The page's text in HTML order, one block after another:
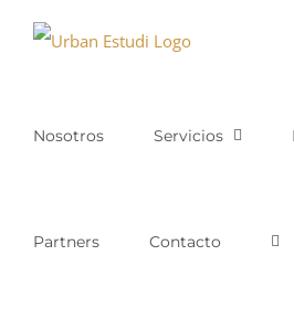
Saltar
Nosotros Servicios
Partners Contacto